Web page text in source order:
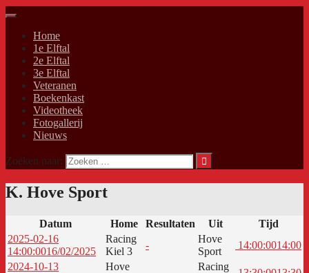
Home
1e Elftal
2e Elftal
3e Elftal
Veteranen
Boekenkast
Videotheek
Fotogallerij
Nieuws
Zoeken naar:
K. Hove Sport
Datum Home Resultaten Uit
Tijd
2025-02-16
14:00:0016/02/2025
Racing
Kiel 3
-
Hove
Sport
14:00:0014:00
2024-10-13
Hove
Racing